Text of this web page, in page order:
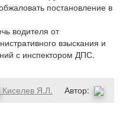
постановление в
водителя от
взыскания и
с инспектором ДПС.
Киселев Я.Л. Автор: